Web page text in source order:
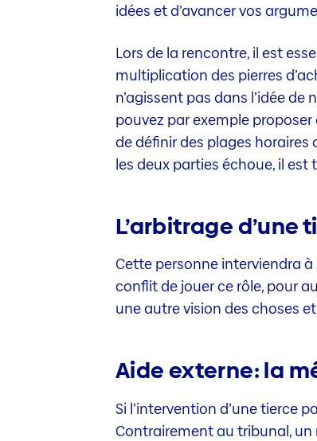
idées et d’avancer vos
Lors de la rencontre, il est
multiplication des pierres
n’agissent pas dans l’idée
pouvez par exemple
de définir des plages horaires
les deux parties échoue, il
L’arbitrage d’une
Cette personne interviendra à
conflit de jouer ce rôle, pour
une autre vision des choses
Aide externe: la
Si l’intervention d’une tierce
Contrairement au tribunal,